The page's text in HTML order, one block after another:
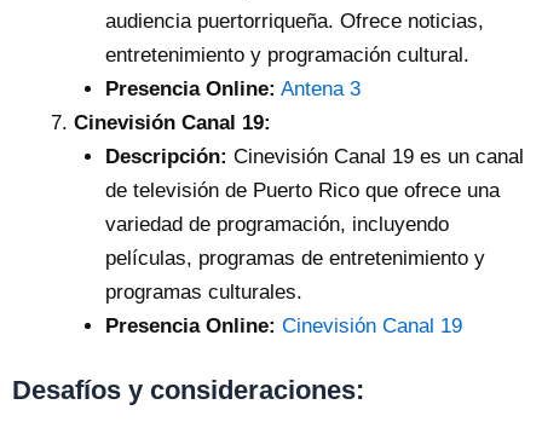
audiencia puertorriqueña. Ofrece noticias,
entretenimiento y programación cultural.
Presencia Online: Antena 3
Cinevisión Canal 19:
Descripción: Cinevisión Canal 19 es un canal
de televisión de Puerto Rico que ofrece una
variedad de programación, incluyendo
películas, programas de entretenimiento y
programas culturales.
Presencia Online: Cinevisión Canal 19
Desafíos y consideraciones: